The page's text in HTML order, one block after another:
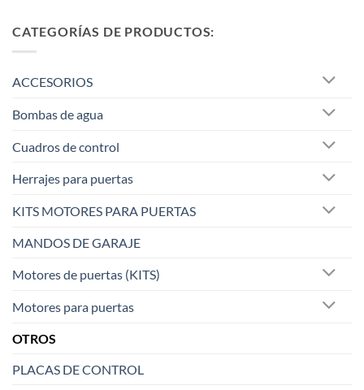
CATEGORÍAS DE PRODUCTOS:
ACCESORIOS
Bombas de agua
Cuadros de control
Herrajes para puertas
KITS MOTORES PARA PUERTAS
MANDOS DE GARAJE
Motores de puertas (KITS)
Motores para puertas
OTROS
PLACAS DE CONTROL